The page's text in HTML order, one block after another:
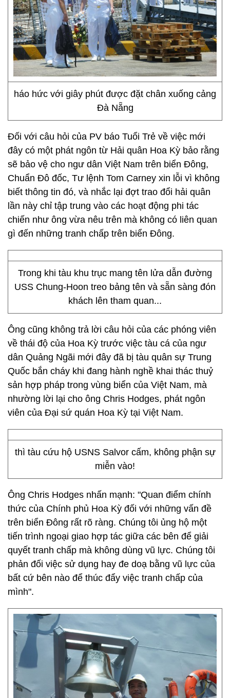
háo hức với giây phút được đặt chân xuống cảng
Đà Nẵng
Đối với câu hỏi của PV báo Tuổi Trẻ về việc mới
đây có một phát ngôn từ Hải quân Hoa Kỳ bảo rằng
sẽ bảo vệ cho ngư dân Việt Nam trên biển Đông,
Chuẩn Đô đốc, Tư lệnh Tom Carney xin lỗi vì không
biết thông tin đó, và nhắc lại đợt trao đổi hải quân
lần này chỉ tập trung vào các hoạt động phi tác
chiến như ông vừa nêu trên mà không có liên quan
gì đến những tranh chấp trên biển Đông.
Trong khi tàu khu trục mang tên lửa dẫn đường
USS Chung-Hoon treo bảng tên và sẵn sàng đón
khách lên tham quan...
Ông cũng không trả lời câu hỏi của các phóng viên
về thái độ của Hoa Kỳ trước việc tàu cá của ngư
dân Quảng Ngãi mới đây đã bị tàu quân sự Trung
Quốc bắn cháy khi đang hành nghề khai thác thuỷ
sản hợp pháp trong vùng biển của Việt Nam, mà
nhường lời lại cho ông Chris Hodges, phát ngôn
viên của Đại sứ quán Hoa Kỳ tại Việt Nam.
thì tàu cứu hộ USNS Salvor cấm, không phận sự
miễn vào!
Ông Chris Hodges nhấn mạnh: "Quan điểm chính
thức của Chính phủ Hoa Kỳ đối với những vấn đề
trên biển Đông rất rõ ràng. Chúng tôi ủng hộ một
tiến trình ngoại giao hợp tác giữa các bên để giải
quyết tranh chấp mà không dùng vũ lực. Chúng tôi
phản đối việc sử dụng hay đe doạ bằng vũ lực của
bất cứ bên nào để thúc đẩy việc tranh chấp của
mình".